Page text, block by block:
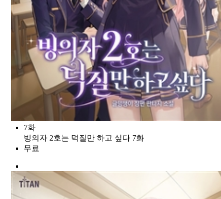
7화
빙의자 2호는 덕질만 하고 싶다 7화
무료